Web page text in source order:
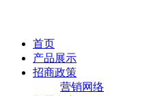
首页
产品展示
招商政策
营销网络